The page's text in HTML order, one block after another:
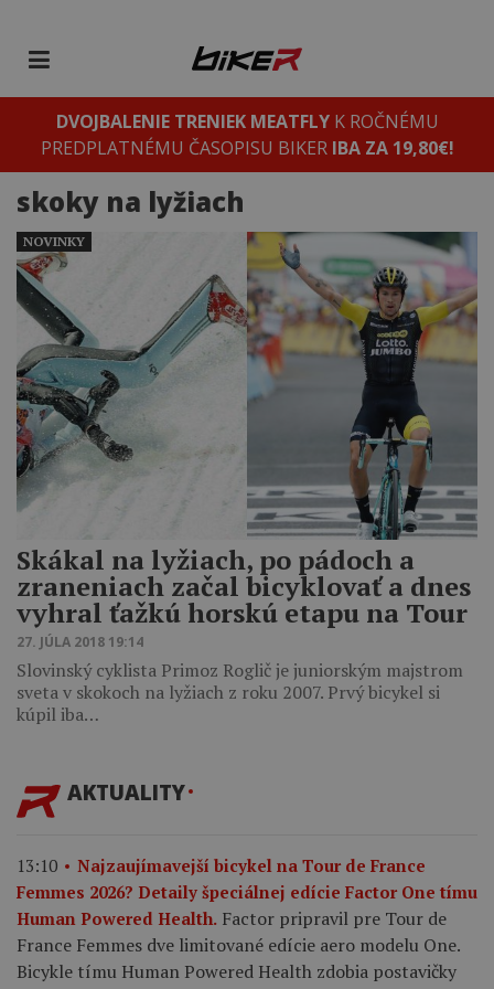
DVOJBALENIE TRENIEK MEATFLYK ROČNÉMU
PREDPLATNÉMU ČASOPISU BIKER IBA ZA 19,80€!
skoky na lyžiach
Skákal na lyžiach, po pádoch a
zraneniach začal bicyklovať a dnes
vyhral ťažkú horskú etapu na Tour
27. JÚLA 2018 19:14
Slovinský cyklista Primoz Roglič je juniorským majstrom
sveta v skokoch na lyžiach z roku 2007. Prvý bicykel si
kúpil iba…
NOVINKY
AKTUALITY
13:10
Najzaujímavejší bicykel na Tour de France
Femmes 2026? Detaily špeciálnej edície Factor One tímu
Human Powered Health. Factor pripravil pre Tour de
France Femmes dve limitované edície aero modelu One.
Bicykle tímu Human Powered Health zdobia postavičky